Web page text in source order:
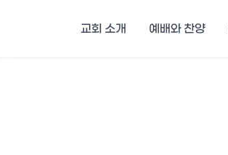
교회 소개 예배와 찬양